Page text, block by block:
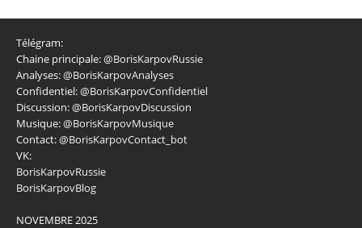
Télégram:
Chaine principale:@BorisKarpovRussie
Analyses:@BorisKarpovAnalyses
Confidentiel:@BorisKarpovConfidentiel
Discussion:@BorisKarpovDiscussion
Musique:@BorisKarpovMusique
Contact:@BorisKarpovContact_bot
VK:
BorisKarpovRussie
BorisKarpovBlog
NOVEMBRE 2025